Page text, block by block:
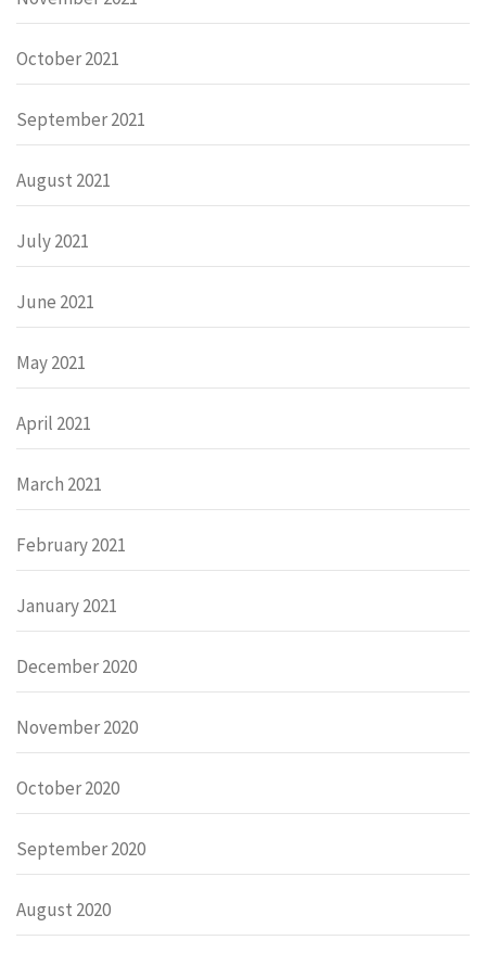
October 2021
September 2021
August 2021
July 2021
June 2021
May 2021
April 2021
March 2021
February 2021
January 2021
December 2020
November 2020
October 2020
September 2020
August 2020